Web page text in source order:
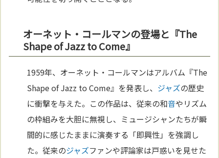
オーネット・コールマンの登場と『The
Shape of Jazz to Come』
1959年、オーネット・コールマンはアルバム『The
Shape of Jazz to Come』を発表し、 ジャズの歴史
に衝撃を与えた。この作品は、従来の和音やリズム
の枠組みを大胆に無視し、ミュージシャンたちが瞬
間的に感じたままに演奏する「即興性」を強調し
た。従来のジャズファンや評論家は戸惑いを見せた